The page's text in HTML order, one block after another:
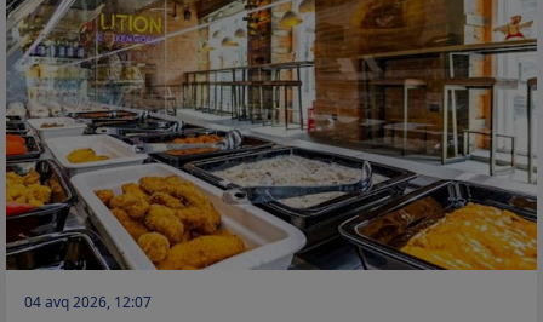
04 avq 2026, 12:07